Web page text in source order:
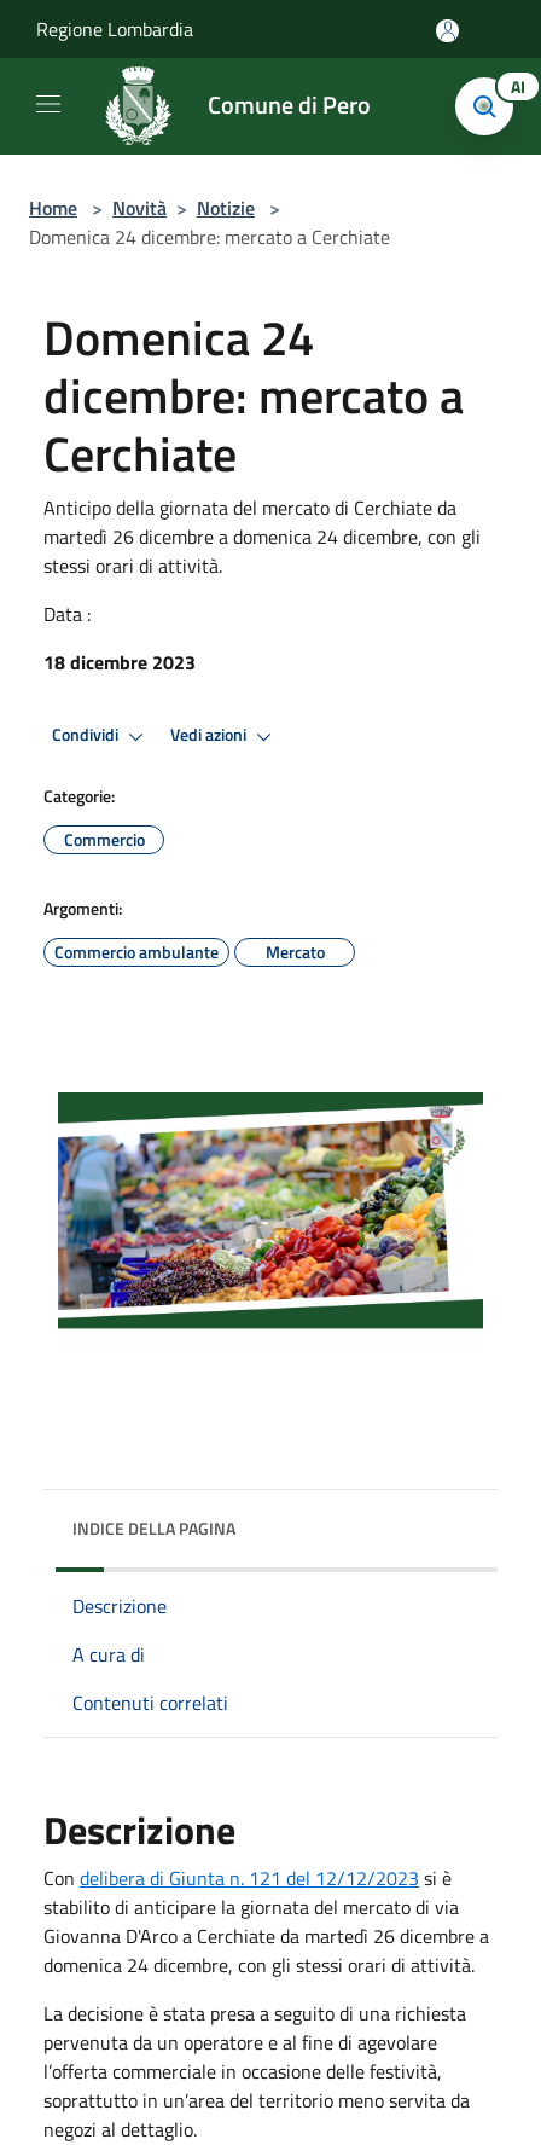
Regione Lombardia
Comune di Pero AI
Home > Novità > Notizie >
Domenica 24 dicembre: mercato a Cerchiate
Domenica 24
dicembre: mercato a
Cerchiate
Anticipo della giornata del mercato di Cerchiate da
martedì 26 dicembre a domenica 24 dicembre, con gli
stessi orari di attività.
Data :
18 dicembre 2023
Condividi Vedi azioni
Categorie:
Commercio
Argomenti:
Commercio ambulante
Mercato
INDICE DELLA PAGINA
Descrizione
A cura di
Contenuti correlati
Descrizione
Con delibera di Giunta n. 121 del 12/12/2023 si è
stabilito di anticipare la giornata del mercato di via
Giovanna D'Arco a Cerchiate da martedì 26 dicembre a
domenica 24 dicembre, con gli stessi orari di attività.
La decisione è stata presa a seguito di una richiesta
pervenuta da un operatore e al fine di agevolare
l’offerta commerciale in occasione delle festività,
soprattutto in un’area del territorio meno servita da
negozi al dettaglio.